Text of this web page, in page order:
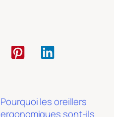
Pourquoi les oreillers
ergonomiques sont-ils